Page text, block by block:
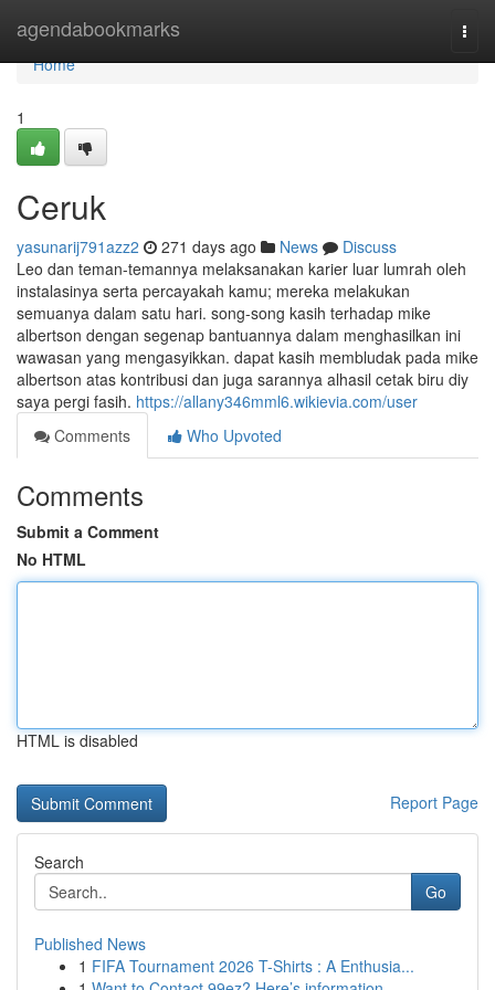
agendabookmarks
Home
Home
1
Ceruk
yasunarij791azz2 271 days ago News
Discuss
Leo dan teman-temannya melaksanakan karier luar lumrah oleh
instalasinya serta percayakah kamu; mereka melakukan
semuanya dalam satu hari. song-song kasih terhadap mike
albertson dengan segenap bantuannya dalam menghasilkan ini
wawasan yang mengasyikkan. dapat kasih membludak pada mike
albertson atas kontribusi dan juga sarannya alhasil cetak biru diy
saya pergi fasih. https://allany346mml6.wikievia.com/user
Comments
Who Upvoted
Comments
Submit a Comment
No HTML
HTML is disabled
Report Page
Search
Go
Published News
1 FIFA Tournament 2026 T-Shirts : A Enthusia...